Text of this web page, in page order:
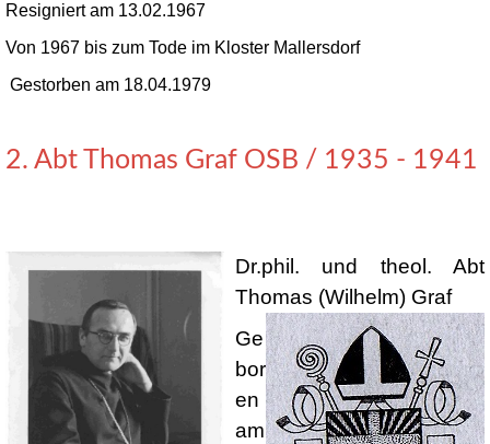
Resigniert am 13.02.1967
Von 1967 bis zum Tode im Kloster Mallersdorf
Gestorben am 18.04.1979
2. Abt Thomas Graf OSB / 1935 - 1941
Dr.phil. und theol. Abt
Thomas (Wilhelm) Graf
Ge
bor
en
am